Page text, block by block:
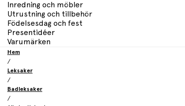
Inredning och möbler
Utrustning och tillbehör
Födelsesdag och fest
Presentidéer
Varumärken
Hem
/
Leksaker
/
Badleksaker
/